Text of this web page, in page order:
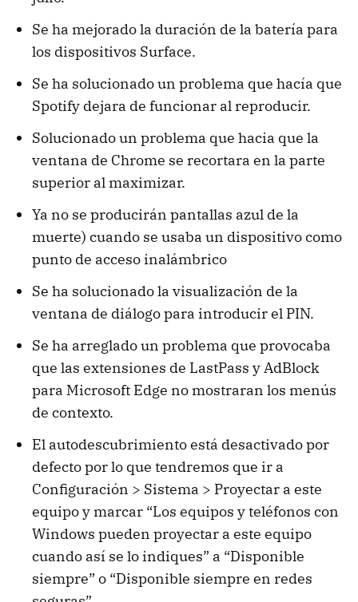
Se ha mejorado la duración de la batería para
los dispositivos Surface.
Se ha solucionado un problema que hacía que
Spotify dejara de funcionar al reproducir.
Solucionado un problema que hacia que la
ventana de Chrome se recortara en la parte
superior al maximizar.
Ya no se producirán pantallas azul de la
muerte) cuando se usaba un dispositivo como
punto de acceso inalámbrico
Se ha solucionado la visualización de la
ventana de diálogo para introducir el PIN.
Se ha arreglado un problema que provocaba
que las extensiones de LastPass y AdBlock
para Microsoft Edge no mostraran los menús
de contexto.
El autodescubrimiento está desactivado por
defecto por lo que tendremos que ir a
Configuración > Sistema > Proyectar a este
equipo y marcar “Los equipos y teléfonos con
Windows pueden proyectar a este equipo
cuando así se lo indiques” a “Disponible
siempre” o “Disponible siempre en redes